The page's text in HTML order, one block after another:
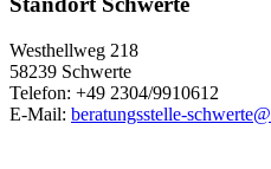
Westhellweg 218
58239 Schwerte
Telefon: +49 2304/9910612
E-Mail: beratungsstelle-